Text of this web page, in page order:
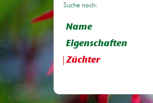
Suche nach:
Name
Eigenschaften
Züchter